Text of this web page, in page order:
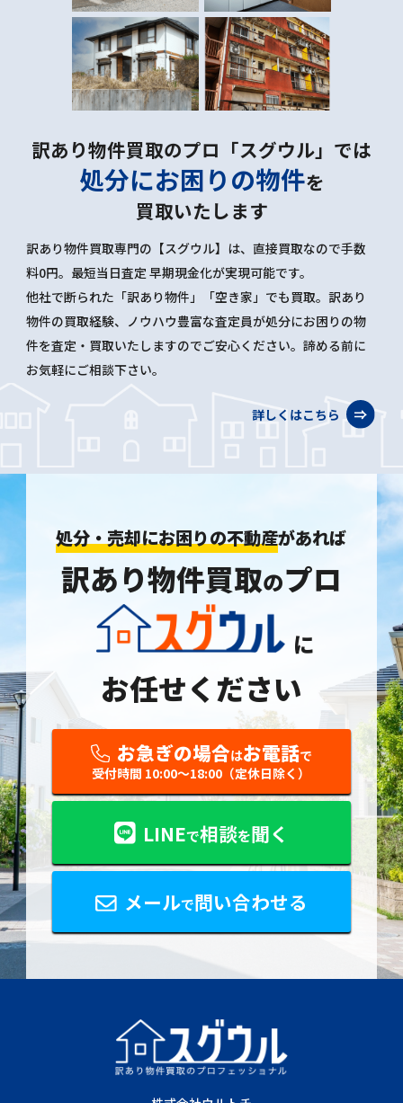
訳あり物件買取のプロ「スグウル」では
処分にお困りの物件を
買取いたします
訳あり物件買取専門の【スグウル】は、直接買取なので手数
料0円。最短当日査定 早期現金化が実現可能です。
他社で断られた「訳あり物件」「空き家」でも買取。訳あり
物件の買取経験、ノウハウ豊富な査定員が処分にお困りの物
件を査定・買取いたしますのでご安心ください。諦める前に
お気軽にご相談下さい。
詳しくはこちら
処分・売却にお困りの不動産があれば
訳あり物件買取のプロ
に
お任せください
お急ぎの場合はお電話で
受付時間 10:00〜18:00（定休日除く）
LINEで相談を聞く
メールで問い合わせる